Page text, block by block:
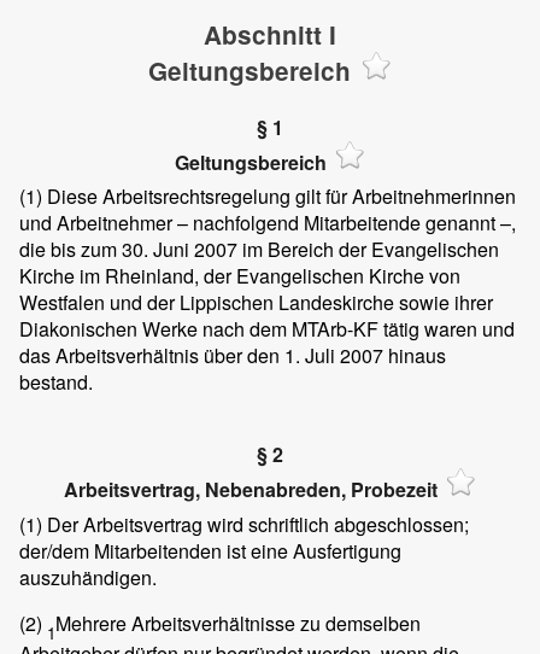
Abschnitt I
Geltungsbereich
§ 1
Geltungsbereich
(1) Diese Arbeitsrechtsregelung gilt für Arbeitnehmerinnen
und Arbeitnehmer – nachfolgend Mitarbeitende genannt –,
die bis zum 30. Juni 2007 im Bereich der Evangelischen
Kirche im Rheinland, der Evangelischen Kirche von
Westfalen und der Lippischen Landeskirche sowie ihrer
Diakonischen Werke nach dem MTArb-KF tätig waren und
das Arbeitsverhältnis über den 1. Juli 2007 hinaus
bestand.
§ 2
Arbeitsvertrag, Nebenabreden, Probezeit
(1) Der Arbeitsvertrag wird schriftlich abgeschlossen;
der/dem Mitarbeitenden ist eine Ausfertigung
auszuhändigen.
(2) 1Mehrere Arbeitsverhältnisse zu demselben